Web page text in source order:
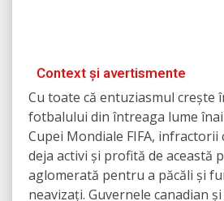
Context și avertismente
Cu toate că entuziasmul crește
fotbalului din întreaga lume
Cupei Mondiale FIFA,
deja activi și profită de această
aglomerată pentru a păcăli și
neavizați. Guvernele canadian